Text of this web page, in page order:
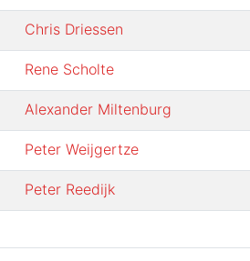
Chris Driessen
Rene Scholte
Alexander Miltenburg
Peter Weijgertze
Peter Reedijk